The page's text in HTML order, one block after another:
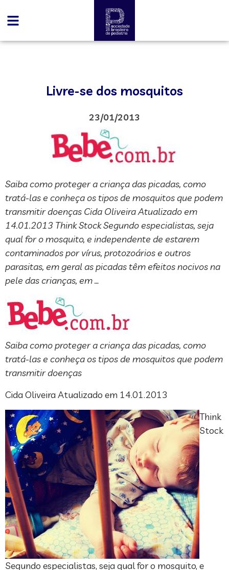
Livre-se dos mosquitos
23/01/2013
Saiba como proteger a criança das picadas, como
tratá-las e conheça os tipos de mosquitos que podem
transmitir doenças Cida Oliveira Atualizado em
14.01.2013 Think Stock Segundo especialistas, seja
qual for o mosquito, e independente de estarem
contaminados por vírus, protozoários e outros
parasitas, em geral as picadas têm efeitos nocivos na
pele das crianças, em …
Saiba como proteger a criança das picadas, como
tratá-las e conheça os tipos de mosquitos que podem
transmitir doenças
Cida Oliveira Atualizado em 14.01.2013
Think
Stock
Segundo especialistas, seja qual for o mosquito, e